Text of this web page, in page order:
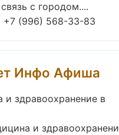
с городом....
+7 (996) 568-33-83
Инфо Афиша
и здравоохранение в
и